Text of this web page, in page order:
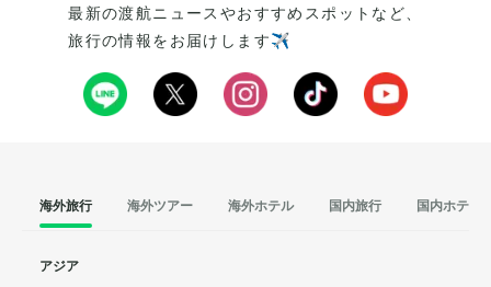
最新の渡航ニュースやおすすめスポットなど、
旅行の情報をお届けします✈️
海外旅行 海外ツアー 海外ホテル 国内旅行 国内ホテル
アジア